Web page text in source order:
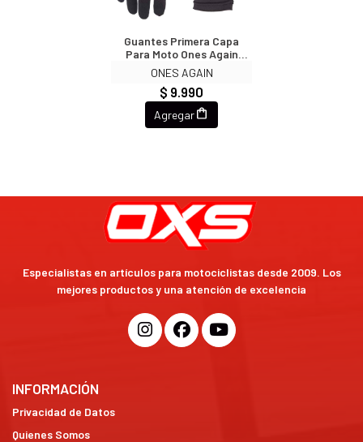
Guantes Primera Capa
Para Moto Ones Again
MG05
ONES AGAIN
$ 9.990
Agregar
Especialistas en artículos para motociclistas desde 2009. Los
mejores productos y una atención de excelencia
INFORMACIÓN
Privacidad de Datos
Quienes Somos